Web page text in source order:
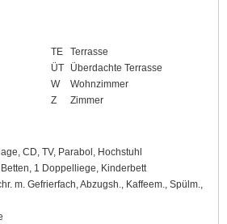
TE
Terrasse
ÜT
Überdachte Terrasse
W
Wohnzimmer
Z
Zimmer
CD, TV, Parabol, Hochstuhl
1 Doppelliege, Kinderbett
m. Gefrierfach, Abzugsh., Kaffeem., Spülm.,